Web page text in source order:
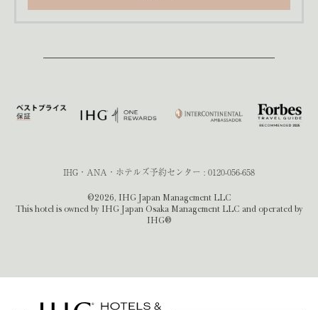
IHG・ANA・ホテルズ予約センター : 0120-056-658
©2026, IHG Japan Management LLC
This hotel is owned by IHG Japan Osaka Management LLC and operated by
IHG®